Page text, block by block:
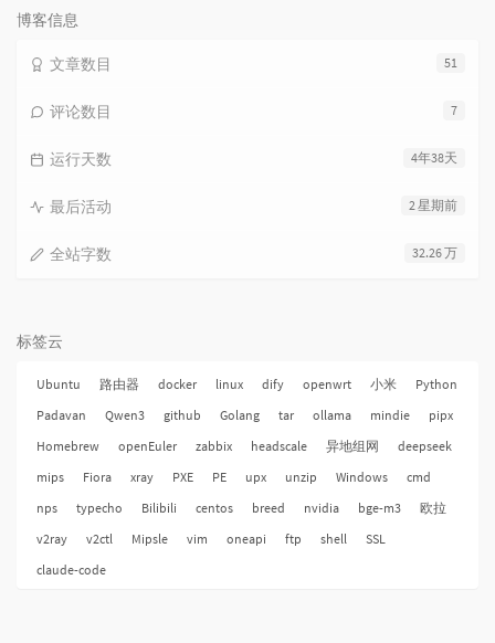
博客信息
51
文章数目
7
评论数目
4年38天
运行天数
2 星期前
最后活动
32.26 万
全站字数
标签云
Ubuntu 路由器 docker linux dify openwrt 小米
Python
Padavan
Qwen3 github Golang tar ollama mindie
pipx
Homebrew
openEuler zabbix headscale 异地组网
deepseek
mips
Fiora xray PXE PE upx unzip Windows
cmd
nps
typecho Bilibili centos breed nvidia bge-m3
欧拉
v2ray
v2ctl Mipsle vim oneapi ftp shell
SSL
claude-code